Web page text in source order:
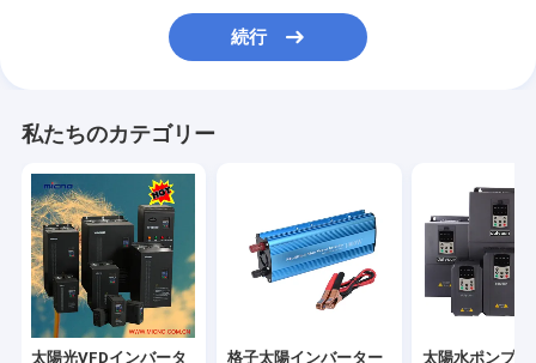
太陽水ポンプインバーター
MPPT太陽ポンプ インバーター
プールポンプインバーター
頻度ドライブ インバーター
続行
私たちのカテゴリー
太陽光VFDインバータ 格子太陽インバーター 太陽水ポンプイ